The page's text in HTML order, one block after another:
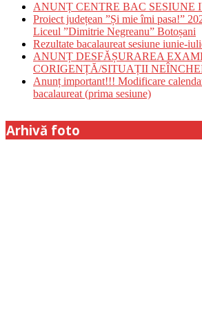
ANUNȚ CENTRE BAC SESIUNE
Proiect județean ”Și mie îmi pasa!”
Liceul ”Dimitrie Negreanu” Botoșani
Rezultate bacalaureat sesiune iunie-
ANUNȚ DESFĂȘURAREA
CORIGENȚĂ/SITUAȚII
Anunț important!!! Modificare
bacalaureat (prima sesiune)
Arhivă foto